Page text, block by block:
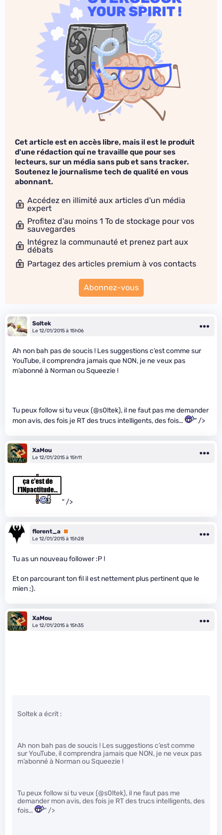
Cet article est en accès libre, mais il est le produit
d'une rédaction qui ne travaille que pour ses
lecteurs, sur un média sans pub et sans tracker.
Soutenez le journalisme tech de qualité en vous
abonnant.
Accédez en illimité aux articles d'un média
expert
Profitez d'au moins 1 To de stockage pour vos
sauvegardes
Intégrez la communauté et prenez part aux
débats
Partagez des articles premium à vos contacts
Abonnez-vous
Soltek
Le 12/01/2015 à 15h06
Ah non bah pas de soucis ! Les suggestions c’est comme sur
YouTube, il comprendra jamais que NON, je ne veux pas
m’abonné à Norman ou Squeezie !
Tu peux follow si tu veux (@s0ltek), il ne faut pas me demander
mon avis, des fois je RT des trucs intelligents, des fois…
" />
XaMou
Le 12/01/2015 à 15h11
" />
florent_a Premium
Le 12/01/2015 à 15h28
Tu as un nouveau follower :P !
Et on parcourant ton fil il est nettement plus pertinent que le
mien ;).
XaMou
Le 12/01/2015 à 15h35
Soltek a écrit :
Ah non bah pas de soucis ! Les suggestions c’est comme
sur YouTube, il comprendra jamais que NON, je ne veux pas
m’abonné à Norman ou Squeezie !
Tu peux follow si tu veux (@s0ltek), il ne faut pas me
demander mon avis, des fois je RT des trucs intelligents, des
fois…
" />